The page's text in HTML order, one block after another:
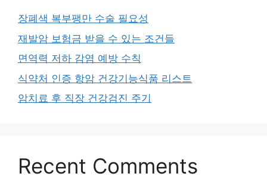
장폐색 복부팽만 수술 필요성
재발암 보험금 받을 수 있는 조건들
면역력 저하 감염 예방 수칙
식약처 인증 항암 건강기능식품 리스트
암치료 후 직장 건강검진 주기
Recent Comments